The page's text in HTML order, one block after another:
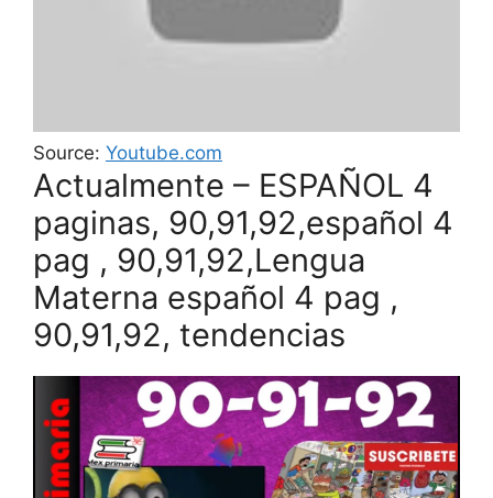
Source: Youtube.com
Actualmente – ESPAÑOL 4
paginas, 90,91,92,español 4
pag , 90,91,92,Lengua
Materna español 4 pag ,
90,91,92, tendencias